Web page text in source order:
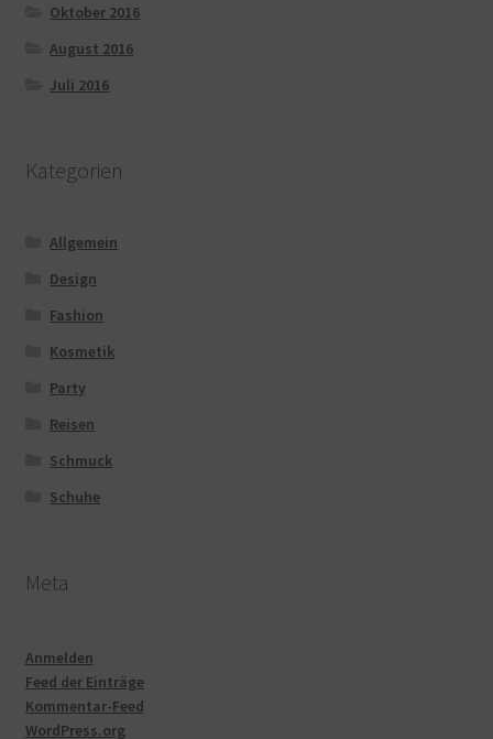
Oktober 2016
August 2016
Juli 2016
Kategorien
Allgemein
Design
Fashion
Kosmetik
Party
Reisen
Schmuck
Schuhe
Meta
Anmelden
Feed der Einträge
Kommentar-Feed
WordPress.org